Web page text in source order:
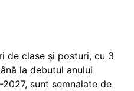
de clase și posturi, cu 3
la debutul anului
sunt semnalate de